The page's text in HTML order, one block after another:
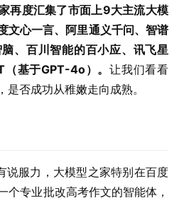
再度汇集了市面上9大主流大模
文心一言、阿里通义千问、智谱
、百川智能的百小应、讯飞星
（基于GPT-4o）。让我们看看
否成功从稚嫩走向成熟。
说服力，大模型之家特别在百度
专业批改高考作文的智能体，